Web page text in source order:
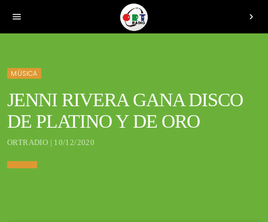
menu chevron_right
MÚSICA
JENNI RIVERA GANA DISCO
DE PLATINO Y DE ORO
ORTRADIO | 10/12/2020